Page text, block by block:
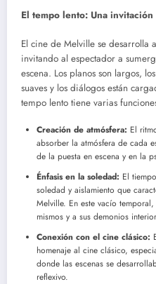
El tempo lento: Una
El cine de Melville se desarrolla
invitando al espectador a
escena. Los planos son largos,
suaves y los diálogos están
tempo lento tiene varias
Creación de atmósfera: El
absorber la atmósfera de cada
de la puesta en escena y en la
Énfasis en la soledad: El
soledad y aislamiento que
Melville. En este vacío
mismos y a sus demonios
Conexión con el cine clásico:
homenaje al cine clásico,
donde las escenas se
reflexivo.